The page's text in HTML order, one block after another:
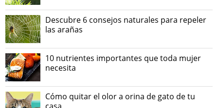
Descubre 6 consejos naturales para repeler
las arañas
10 nutrientes importantes que toda mujer
necesita
Cómo quitar el olor a orina de gato de tu